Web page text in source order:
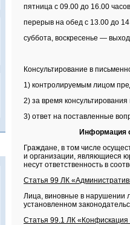
пятница с 09.00 до 16.00
перерыв на обед с 13.00 до
суббота, воскресенье —
Консультирование в
1) контролируемым лицом
2) за время
3) ответ на поставленные
Информация
Граждане, в том числе
и организации, являющиеся
несут ответственность в
Статья 99 ЛК
Лица, виновные в нарушении
установленном
Статья 99.1 ЛК «Конфискация